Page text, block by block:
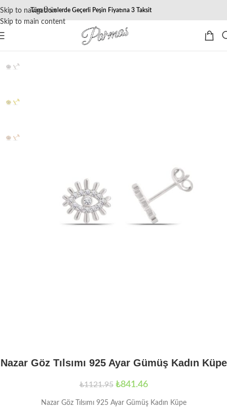
Skip to navigation
Skip to main content
Tüm Ürünlerde Geçerli Peşin Fiyatına 3 Taksit
Nazar Göz Tılsımı 925 Ayar Gümüş Kadın Küpe
₺1121.95 ₺841.46
Nazar Göz Tılsımı 925 Ayar Gümüş Kadın Küpe